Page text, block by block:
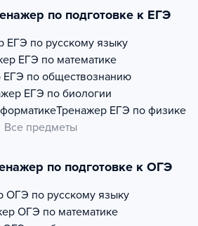
по подготовке к ЕГЭ
ЕГЭ по русскому языку
ЕГЭ по математике
ЕГЭ по обществознанию
ЕГЭ по биологии
Тренажер ЕГЭ по физике
Все предметы
по подготовке к ОГЭ
ОГЭ по русскому языку
ОГЭ по математике